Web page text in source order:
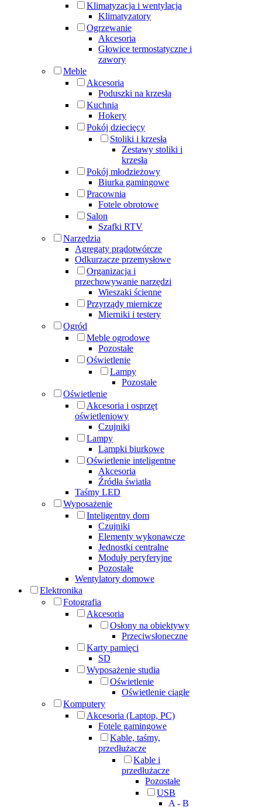
Klimatyzacja i wentylacja
Klimatyzatory
Ogrzewanie
Akcesoria
Głowice termostatyczne i
zawory
Meble
Akcesoria
Poduszki na krzesła
Kuchnia
Hokery
Pokój dziecięcy
Stoliki i krzesła
Zestawy stoliki i
krzesła
Pokój młodzieżowy
Biurka gamingowe
Pracownia
Fotele obrotowe
Salon
Szafki RTV
Narzędzia
Agregaty prądotwórcze
Odkurzacze przemysłowe
Organizacja i
przechowywanie narzędzi
Wieszaki ścienne
Przyrządy miernicze
Mierniki i testery
Ogród
Meble ogrodowe
Pozostałe
Oświetlenie
Lampy
Pozostałe
Oświetlenie
Akcesoria i osprzęt
oświetleniowy
Czujniki
Lampy
Lampki biurkowe
Oświetlenie inteligentne
Akcesoria
Źródła światła
Taśmy LED
Wyposażenie
Inteligentny dom
Czujniki
Elementy wykonawcze
Jednostki centralne
Moduły peryferyjne
Pozostałe
Wentylatory domowe
Elektronika
Fotografia
Akcesoria
Osłony na obiektywy
Przeciwsłoneczne
Karty pamięci
SD
Wyposażenie studia
Oświetlenie
Oświetlenie ciągłe
Komputery
Akcesoria (Laptop, PC)
Fotele gamingowe
Kable, taśmy,
przedłużacze
Kable i
przedłużacze
Pozostałe
USB
A - B